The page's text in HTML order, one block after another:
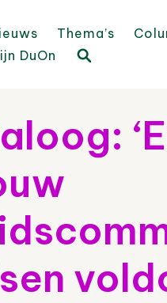
Thema’s
DuOn